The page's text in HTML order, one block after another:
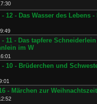
12 - Das Wasser des Lebens
11 - Das tapfere
im W
10 - Brüderchen und
- Märchen zur Weihnachtszeit